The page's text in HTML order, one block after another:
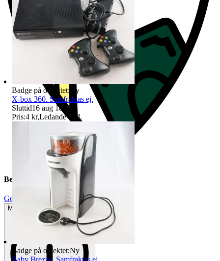
Beskrivning
Gott använt skick
Mindre tecken på användning
Badge på objektet: Ny
X-box 360. Samfraktas ej.
Sluttid16 aug 18:47
Pris:4 kr,Ledande bud.
Badge på objektet:Ny
Baby Brezza. Samfraktas ej.